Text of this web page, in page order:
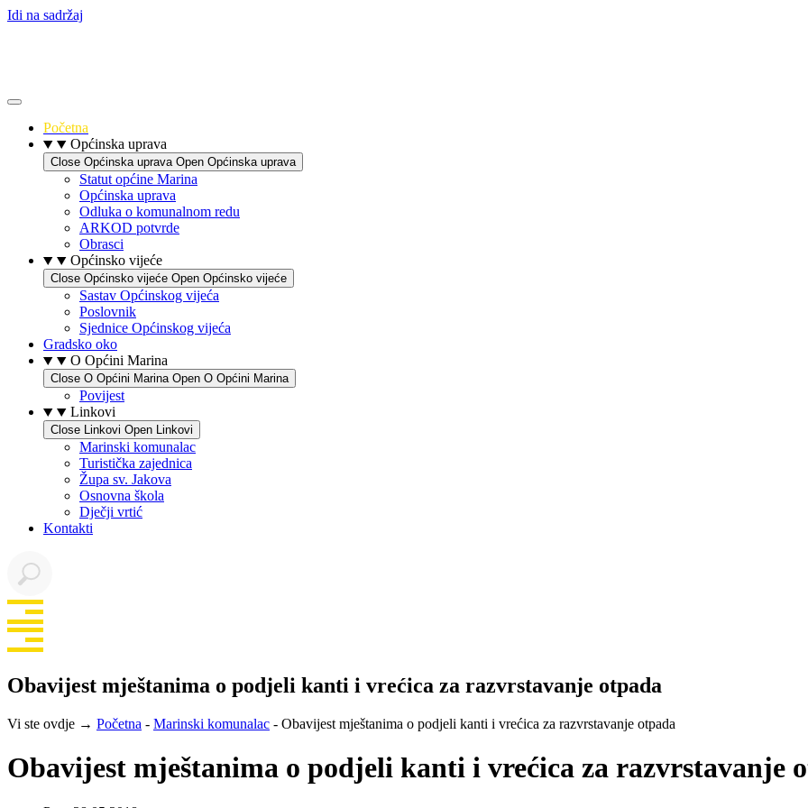
Idi na sadržaj
Početna
Općinska uprava
Close Općinska uprava Open Općinska uprava
Statut općine Marina
Općinska uprava
Odluka o komunalnom redu
ARKOD potvrde
Obrasci
Općinsko vijeće
Close Općinsko vijeće Open Općinsko vijeće
Sastav Općinskog vijeća
Poslovnik
Sjednice Općinskog vijeća
Gradsko oko
O Općini Marina
Close O Općini Marina Open O Općini Marina
Povijest
Linkovi
Close Linkovi Open Linkovi
Marinski komunalac
Turistička zajednica
Župa sv. Jakova
Osnovna škola
Dječji vrtić
Kontakti
Obavijest mještanima o podjeli kanti i vrećica za razvrstavanje otpada
Vi ste ovdje → Početna - Marinski komunalac - Obavijest mještanima o podjeli kanti i vrećica za razvrstavanje otpada
Obavijest mještanima o podjeli kanti i vrećica za razvrstavanje